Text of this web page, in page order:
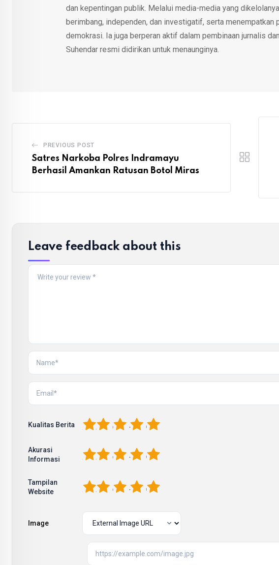
dan kepentingan publik. Melalui media-media yang
berimbang, independen, dan investigatif, serta
demokrasi. Ia juga berperan aktif dalam pembinaan jurnalis
Suhendar resmi didirikan untuk menaunginya.
PREVIOUS POST
Satres Narkoba Polres Indramayu
Berhasil Amankan Ratusan Botol Miras
Leave feedback about this
Kualitas Berita 5
4
3
2
Akurasi
Informasi
5
4
3
2
Tampilan
Website
5
4
3
2
Image